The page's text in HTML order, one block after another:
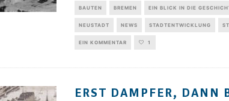
BAUTEN BREMEN EIN BLICK IN DIE
NEUSTADT NEWS STADTENTWICKLUNG
EIN KOMMENTAR 1
ERST DAMPFER, DANN